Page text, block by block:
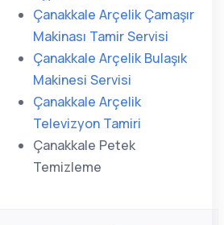
Çanakkale Arçelik Çamaşır
Makinası Tamir Servisi
Çanakkale Arçelik Bulaşık
Makinesi Servisi
Çanakkale Arçelik
Televizyon Tamiri
Çanakkale Petek
Temizleme